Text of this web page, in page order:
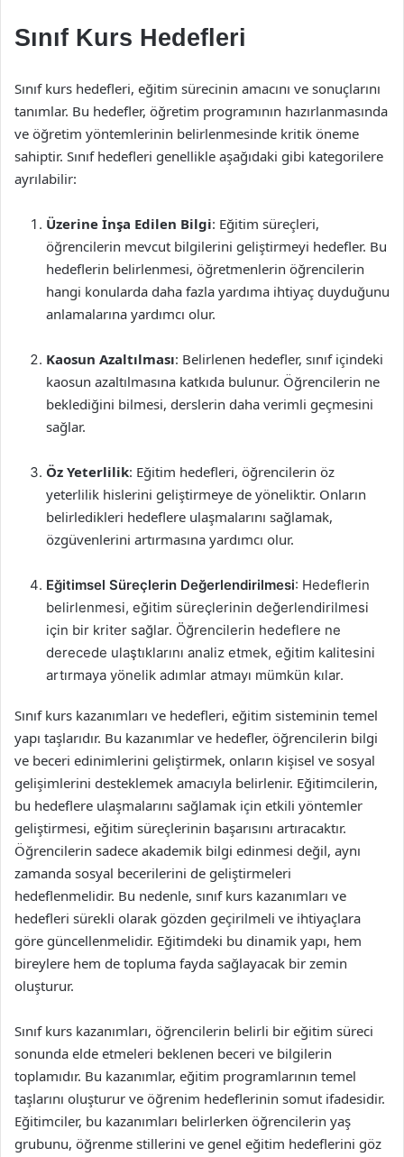
Sınıf Kurs Hedefleri
Sınıf kurs hedefleri, eğitim sürecinin amacını ve sonuçlarını
tanımlar. Bu hedefler, öğretim programının hazırlanmasında
ve öğretim yöntemlerinin belirlenmesinde kritik öneme
sahiptir. Sınıf hedefleri genellikle aşağıdaki gibi kategorilere
ayrılabilir:
Üzerine İnşa Edilen Bilgi: Eğitim süreçleri,
öğrencilerin mevcut bilgilerini geliştirmeyi hedefler. Bu
hedeflerin belirlenmesi, öğretmenlerin öğrencilerin
hangi konularda daha fazla yardıma ihtiyaç duyduğunu
anlamalarına yardımcı olur.
Kaosun Azaltılması: Belirlenen hedefler, sınıf içindeki
kaosun azaltılmasına katkıda bulunur. Öğrencilerin ne
beklediğini bilmesi, derslerin daha verimli geçmesini
sağlar.
Öz Yeterlilik: Eğitim hedefleri, öğrencilerin öz
yeterlilik hislerini geliştirmeye de yöneliktir. Onların
belirledikleri hedeflere ulaşmalarını sağlamak,
özgüvenlerini artırmasına yardımcı olur.
Eğitimsel Süreçlerin Değerlendirilmesi: Hedeflerin
belirlenmesi, eğitim süreçlerinin değerlendirilmesi
için bir kriter sağlar. Öğrencilerin hedeflere ne
derecede ulaştıklarını analiz etmek, eğitim kalitesini
artırmaya yönelik adımlar atmayı mümkün kılar.
Sınıf kurs kazanımları ve hedefleri, eğitim sisteminin temel
yapı taşlarıdır. Bu kazanımlar ve hedefler, öğrencilerin bilgi
ve beceri edinimlerini geliştirmek, onların kişisel ve sosyal
gelişimlerini desteklemek amacıyla belirlenir. Eğitimcilerin,
bu hedeflere ulaşmalarını sağlamak için etkili yöntemler
geliştirmesi, eğitim süreçlerinin başarısını artıracaktır.
Öğrencilerin sadece akademik bilgi edinmesi değil, aynı
zamanda sosyal becerilerini de geliştirmeleri
hedeflenmelidir. Bu nedenle, sınıf kurs kazanımları ve
hedefleri sürekli olarak gözden geçirilmeli ve ihtiyaçlara
göre güncellenmelidir. Eğitimdeki bu dinamik yapı, hem
bireylere hem de topluma fayda sağlayacak bir zemin
oluşturur.
Sınıf kurs kazanımları, öğrencilerin belirli bir eğitim süreci
sonunda elde etmeleri beklenen beceri ve bilgilerin
toplamıdır. Bu kazanımlar, eğitim programlarının temel
taşlarını oluşturur ve öğrenim hedeflerinin somut ifadesidir.
Eğitimciler, bu kazanımları belirlerken öğrencilerin yaş
grubunu, öğrenme stillerini ve genel eğitim hedeflerini göz